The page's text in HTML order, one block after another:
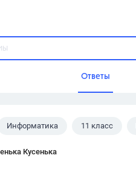
Ответы
Информатика 11 класс
Кусенька